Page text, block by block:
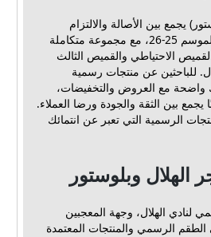
يجمع بين الأصالة والالتزام
الرسمي وجودة التصنيع لموسم 25-26، مع مجموعة متكاملة
الاحتياطي والقميص الثالث
للباحثين عن منتجات رسمية
واضحة مع العروض والتخفيضات،
يجمع بين الثقة والجودة ورضا العملاء.
الرسمية التي تعبر عن انتمائك
وبلوستور
لنادي الهلال، وجهة المعجبين
الرسمي والمنتجات المعتمدة